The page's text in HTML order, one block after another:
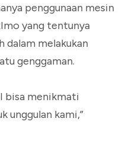
penggunaan mesin
yang tentunya
dalam melakukan
genggaman.
bisa menikmati
unggulan kami,”